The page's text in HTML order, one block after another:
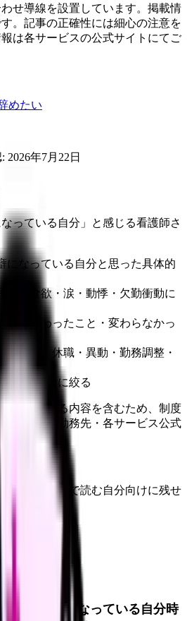
せ導線を設置しています。掲載情
。記事の正確性には細心の注意を
は各サービスの公式サイトにてご
めたい
2026年7月22日
っている自分」と感じる看護師さ
になっている自分と思った具体的
眠・食欲・涙・動悸・欠勤衝動に
答、変わったこと・変わらなかっ
択肢を、休職・異動・勤務調整・
条件を3つに絞る
に影響する内容を含むため、制度
的機関・勤務先・各サービス公式
ださい。
同僚やあとで読む自分向けに残せ
投稿文コピー
」が口癖になっている自分時